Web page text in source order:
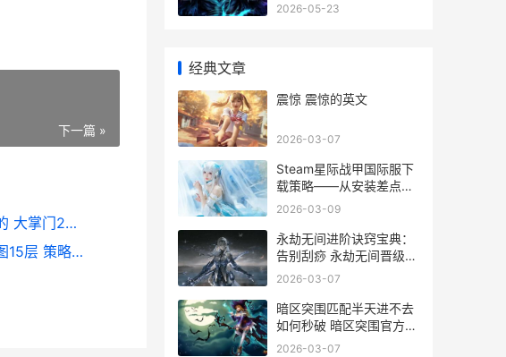
下一篇 »
大掌门2血战中哪些搭配是无法触碰的 大掌门2阵容站位
需要哪些策略来完美过关地下城堡2图15层 策略的要素
2026-05-23
经典文章
震惊 震惊的英文
2026-03-07
Steam星际战甲国际服下
载策略——从安装差点更
新
2026-03-09
永劫无间进阶诀窍宝典：
告别刮痧 永劫无间晋级机
制
2026-03-07
暗区突围匹配半天进不去
如何秒破 暗区突围官方组
队
2026-03-07